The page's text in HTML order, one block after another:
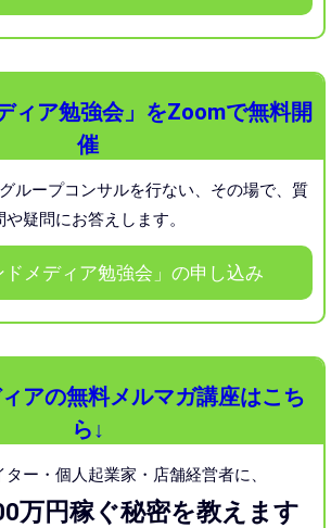
ィア勉強会」をZoomで無料開
催
ループコンサルを行ない、 その場で、質
や疑問にお答えします。
メディア勉強会」の申し込み
アの無料メルマガ講座はこち
ら↓
ー・個人起業家・店舗経営者に、
万円稼ぐ秘密を教えます